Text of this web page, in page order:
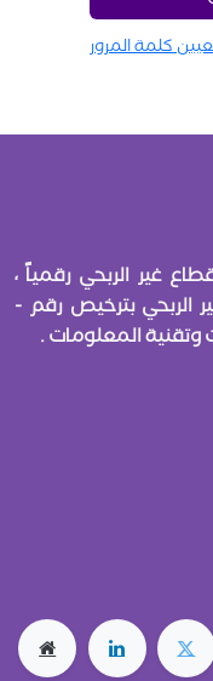
كلمة المرور
غير الربحي رقمياً ،
الربحي بترخيص رقم -